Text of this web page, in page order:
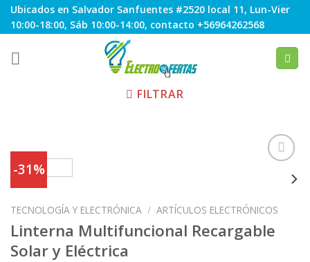
Skip
to
Ubicados en Salvador Sanfuentes #2520 local 11, Lun-Vier
10:00-18:00, Sáb 10:00-14:00, contacto +56964262568
FILTRAR
-31%
a
Favoritos
TECNOLOGÍA Y ELECTRÓNICA / ARTÍCULOS ELECTRÓNICOS
Linterna Multifuncional Recargable
Solar y Eléctrica